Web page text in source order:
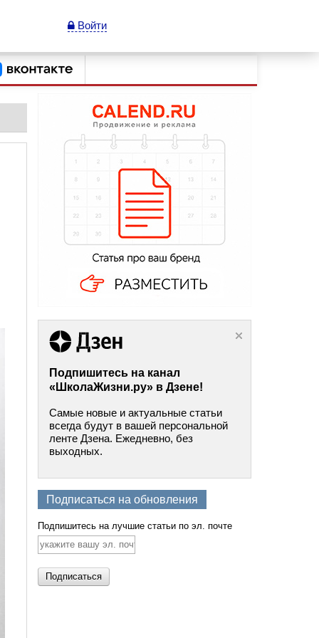
Войти
Подпишитесь на канал
«ШколаЖизни.ру» в Дзене!
Самые новые и актуальные статьи
всегда будут в вашей персональной
ленте Дзена. Ежедневно, без
выходных.
Подписаться на обновления
Подпишитесь на лучшие статьи по эл. почте